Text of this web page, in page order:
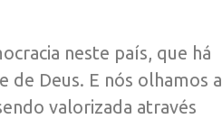
neste país, que há
de Deus. E nós olhamos a
valorizada através